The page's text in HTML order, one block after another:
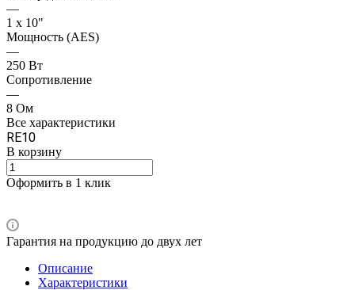
—
1 x 10"
Мощность (AES)
—
250 Вт
Сопротивление
—
8 Ом
Все характеристики
RE10
В корзину
Оформить в 1 клик
Гарантия на продукцию до двух лет
Описание
Характеристики